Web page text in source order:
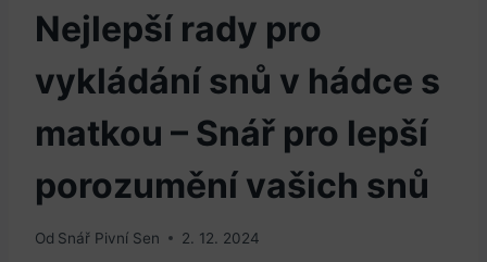
Nejlepší rady pro
vykládání snů v hádce s
matkou – Snář pro lepší
porozumění vašich snů
Od Snář Pivní Sen 2. 12. 2024